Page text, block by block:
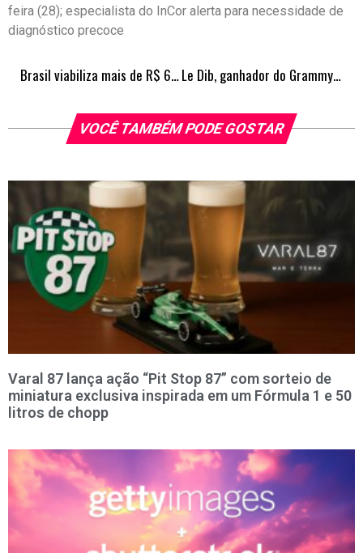
feira (28); especialista do InCor alerta para necessidade de
diagnóstico precoce
Brasil viabiliza mais de R$ 64 bilhões em investimentos de geração solar em 2022, diz estudo da Greener Le Dib, ganhador do Grammy Amplifier, lança nova gravadora no mercado fonográfico
VOCÊ TAMBÉM PODE GOSTAR
Varal 87 lança ação “Pit Stop 87” com sorteio de
miniatura exclusiva inspirada em um Fórmula 1 e 50
litros de chopp